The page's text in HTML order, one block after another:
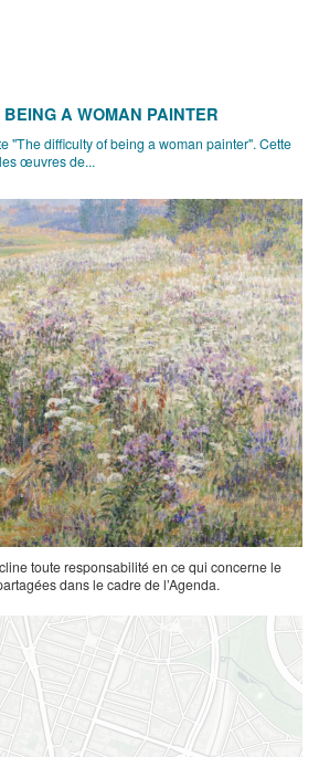
A WOMAN PAINTER
"The difficulty of being a woman painter". Cette
œuvres de...
toute responsabilité en ce qui concerne le
dans le cadre de l’Agenda.